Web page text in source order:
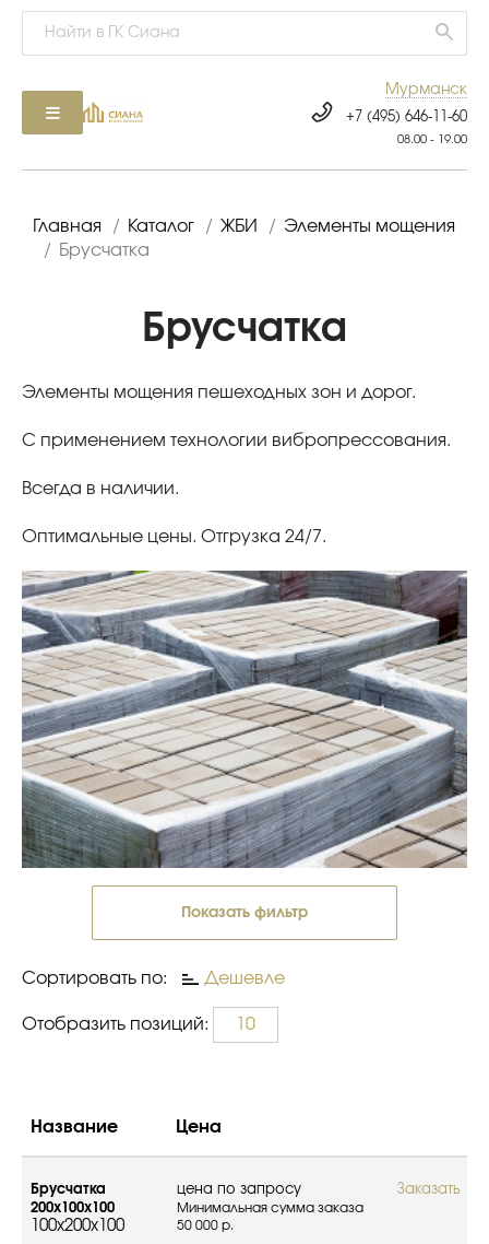
Мурманск
+7 (495) 646-11-60
08.00 - 19.00
Главная / Каталог / ЖБИ / Элементы мощения
/
Брусчатка
Брусчатка
Элементы мощения пешеходных зон и дорог.
С применением технологии вибропрессования.
Всегда в наличии.
Оптимальные цены. Отгрузка 24/7.
Показать фильтр
Сортировать по: Дешевле
Отобразить позиций: 10
Название Цена
Брусчатка
200х100х100
100x200x100
цена по запросу
Минимальная сумма заказа
50 000 р.
Заказать